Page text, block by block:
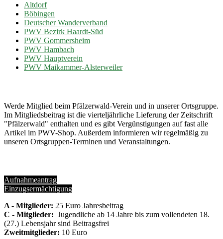
Altdorf
Böbingen
Deutscher Wanderverband
PWV Bezirk Haardt-Süd
PWV Gommersheim
PWV Hambach
PWV Hauptverein
PWV Maikammer-Alsterweiler
Werde Mitglied beim Pfälzerwald-Verein und in unserer Ortsgruppe.
Im Mitgliedsbeitrag ist die vierteljährliche Lieferung der Zeitschrift
"Pfälzerwald" enthalten und es gibt Vergünstigungen auf fast alle
Artikel im PWV-Shop. Außerdem informieren wir regelmäßig zu
unseren Ortsgruppen-Terminen und Veranstaltungen.
Aufnahmeantrag
Einzugsermächtigung
A - Mitglieder: 25 Euro Jahresbeitrag
C - Mitglieder: Jugendliche ab 14 Jahre bis zum vollendeten 18.
(27.) Lebensjahr sind Beitragsfrei
Zweitmitglieder: 10 Euro